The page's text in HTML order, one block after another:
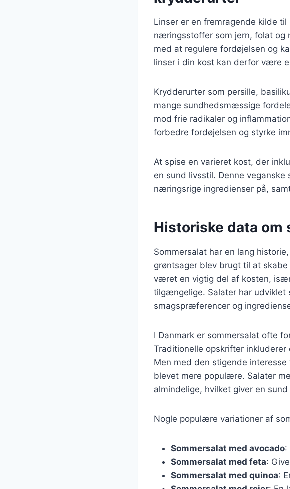
Linser er en fremragende kilde
næringsstoffer som jern, folat og
med at regulere fordøjelsen og
linser i din kost kan derfor være
Krydderurter som persille,
mange sundhedsmæssige
mod frie radikaler og
forbedre fordøjelsen og styrke
At spise en varieret kost, der
en sund livsstil. Denne
næringsrige ingredienser på,
Historiske data om
Sommersalat har en lang
grøntsager blev brugt til at
været en vigtig del af kosten,
tilgængelige. Salater har udviklet
smagspræferencer og
I Danmark er sommersalat ofte
Traditionelle opskrifter
Men med den stigende
blevet mere populære. Salater
almindelige, hvilket giver en
Nogle populære variationer af
Sommersalat med avocado:
Sommersalat med feta:
Sommersalat med quinoa: